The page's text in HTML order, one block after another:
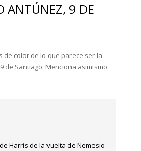
ANTÚNEZ, 9 DE
color de lo que parece ser la
de Santiago. Menciona asimismo
Harris de la vuelta de Nemesio